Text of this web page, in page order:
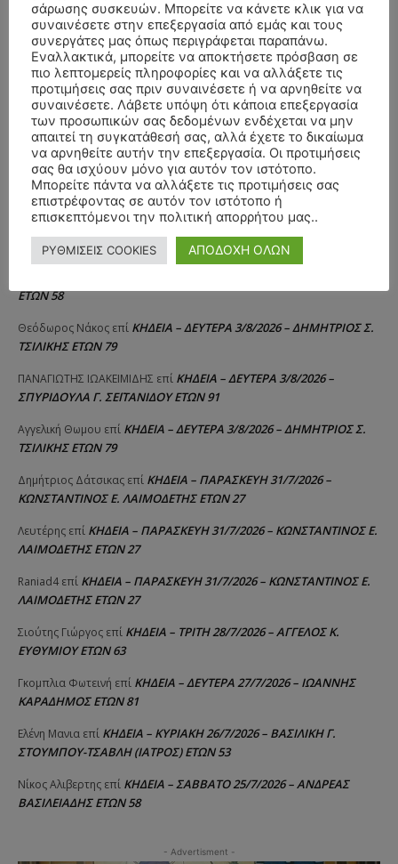
ΣΥΛΛΥΠΗΤΗΡΙΑ ΜΗΝΥΜΑΤΑ
Αλέξανδρος Σέρβος επί ΚΗΔΕΙΑ – ΣΑΒΒΑΤΟ 25/7/2026 –
ΧΑΡΑΛΑΜΠΟΣ ΚΑΥΚΙΑΣ ΕΤΩΝ 57
ΕΤΩΝ 58
Θεόδωρος Νάκος επί ΚΗΔΕΙΑ – ΔΕΥΤΕΡΑ 3/8/2026 – ΔΗΜΗΤΡΙΟΣ Σ.
ΤΣΙΛΙΚΗΣ ΕΤΩΝ 79
ΠΑΝΑΓΙΩΤΗΣ IΩΑΚΕΙΜΙΔΗΣ επί ΚΗΔΕΙΑ – ΔΕΥΤΕΡΑ 3/8/2026 –
ΣΠΥΡΙΔΟΥΛΑ Γ. ΣΕΪΤΑΝΙΔΟΥ ΕΤΩΝ 91
Αγγελική Θωμου επί ΚΗΔΕΙΑ – ΔΕΥΤΕΡΑ 3/8/2026 – ΔΗΜΗΤΡΙΟΣ Σ.
ΤΣΙΛΙΚΗΣ ΕΤΩΝ 79
Δημήτριος Δάτσικας επί ΚΗΔΕΙΑ – ΠΑΡΑΣΚΕΥΗ 31/7/2026 –
ΚΩΝΣΤΑΝΤΙΝΟΣ Ε. ΛΑΙΜΟΔΕΤΗΣ ΕΤΩΝ 27
Λευτέρης επί ΚΗΔΕΙΑ – ΠΑΡΑΣΚΕΥΗ 31/7/2026 – ΚΩΝΣΤΑΝΤΙΝΟΣ Ε.
ΛΑΙΜΟΔΕΤΗΣ ΕΤΩΝ 27
Raniad4 επί ΚΗΔΕΙΑ – ΠΑΡΑΣΚΕΥΗ 31/7/2026 – ΚΩΝΣΤΑΝΤΙΝΟΣ Ε.
ΛΑΙΜΟΔΕΤΗΣ ΕΤΩΝ 27
Σιούτης Γιώργος επί ΚΗΔΕΙΑ – ΤΡΙΤΗ 28/7/2026 – ΑΓΓΕΛΟΣ Κ.
ΕΥΘΥΜΙΟΥ ΕΤΩΝ 63
Γκομπλια Φωτεινή επί ΚΗΔΕΙΑ – ΔΕΥΤΕΡΑ 27/7/2026 – ΙΩΑΝΝΗΣ
ΚΑΡΑΔΗΜΟΣ ΕΤΩΝ 81
Ελένη Μανια επί ΚΗΔΕΙΑ – ΚΥΡΙΑΚΗ 26/7/2026 – ΒΑΣΙΛΙΚΗ Γ.
ΣΤΟΥΜΠΟΥ-ΤΣΑΒΛΗ (ΙΑΤΡΟΣ) ΕΤΩΝ 53
Νίκος Αλιβερτης επί ΚΗΔΕΙΑ – ΣΑΒΒΑΤΟ 25/7/2026 – ΑΝΔΡΕΑΣ
ΒΑΣΙΛΕΙΑΔΗΣ ΕΤΩΝ 58
- Advertisment -
σάρωσης συσκευών. Μπορείτε να κάνετε κλικ για να
συναινέσετε στην επεξεργασία από εμάς και τους
συνεργάτες μας όπως περιγράφεται παραπάνω.
Εναλλακτικά, μπορείτε να αποκτήσετε πρόσβαση σε
πιο λεπτομερείς πληροφορίες και να αλλάξετε τις
προτιμήσεις σας πριν συναινέσετε ή να αρνηθείτε να
συναινέσετε. Λάβετε υπόψη ότι κάποια επεξεργασία
των προσωπικών σας δεδομένων ενδέχεται να μην
απαιτεί τη συγκατάθεσή σας, αλλά έχετε το δικαίωμα
να αρνηθείτε αυτήν την επεξεργασία. Οι προτιμήσεις
σας θα ισχύουν μόνο για αυτόν τον ιστότοπο.
Μπορείτε πάντα να αλλάξετε τις προτιμήσεις σας
επιστρέφοντας σε αυτόν τον ιστότοπο ή
επισκεπτόμενοι την πολιτική απορρήτου μας..
ΡΥΘΜΙΣΕΙΣ COOKIES ΑΠΟΔΟΧΗ ΟΛΩΝ